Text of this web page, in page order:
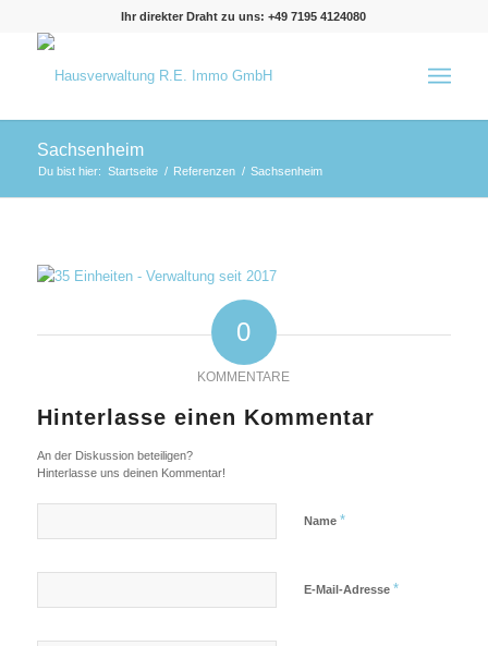
Ihr direkter Draht zu uns: +49 7195 4124080
Sachsenheim
Du bist hier: Startseite / Referenzen / Sachsenheim
0
KOMMENTARE
Hinterlasse einen Kommentar
An der Diskussion beteiligen?
Hinterlasse uns deinen Kommentar!
Name *
E-Mail-Adresse *